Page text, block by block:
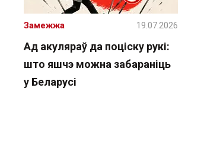
Ад акуляраў да поціску рукі:
што яшчэ можна забараніць
у Беларусі
Замежжа 19.07.2026